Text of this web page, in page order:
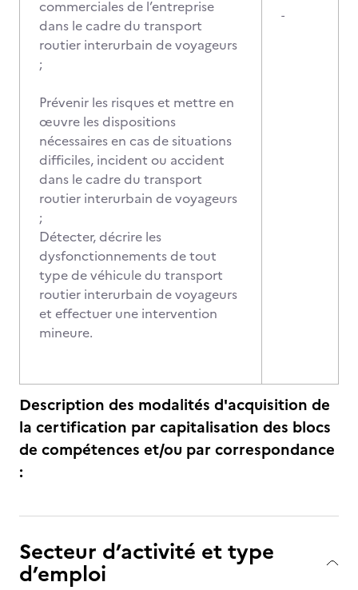
commerciales de l’entreprise
dans le cadre du transport
routier interurbain de voyageurs
;
Prévenir les risques et mettre en
œuvre les dispositions
nécessaires en cas de situations
difficiles, incident ou accident
dans le cadre du transport
routier interurbain de voyageurs
;
Détecter, décrire les
dysfonctionnements de tout
type de véhicule du transport
routier interurbain de voyageurs
et effectuer une intervention
mineure.
-
Description des modalités d'acquisition de
la certification par capitalisation des blocs
de compétences et/ou par correspondance
:
Secteur d’activité et type
d’emploi